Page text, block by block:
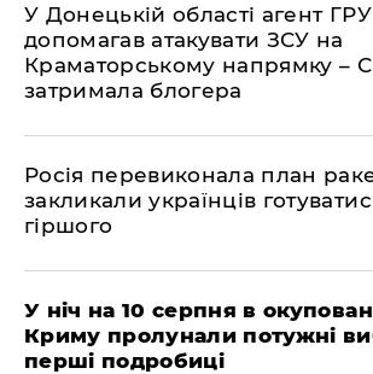
У Донецькій області агент
допомагав атакувати ЗСУ на
Краматорському напрямку –
затримала блогера
Росія перевиконала план
закликали українців
гіршого
У ніч на 10 серпня в
Криму пролунали потужні
перші подробиці